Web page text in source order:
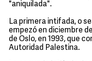
"aniquilada".
La primera intifada, o
empezó en diciembre
de Oslo, en 1993, que
Autoridad Palestina.